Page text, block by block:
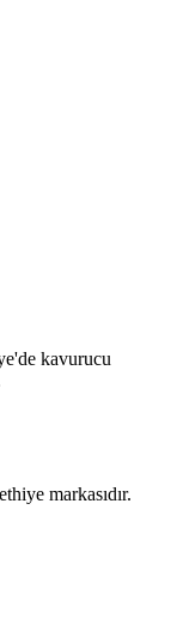
kavurucu
markasıdır.